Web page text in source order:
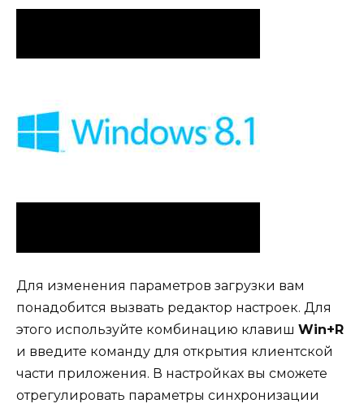
Для изменения параметров загрузки вам
понадобится вызвать редактор настроек. Для
этого используйте комбинацию клавиш Win+R
и введите команду для открытия клиентской
части приложения. В настройках вы сможете
отрегулировать параметры синхронизации